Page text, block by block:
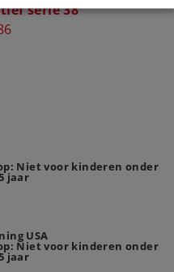
serie 38
Niet voor kinderen onder
jaar
USA
Niet voor kinderen onder
jaar